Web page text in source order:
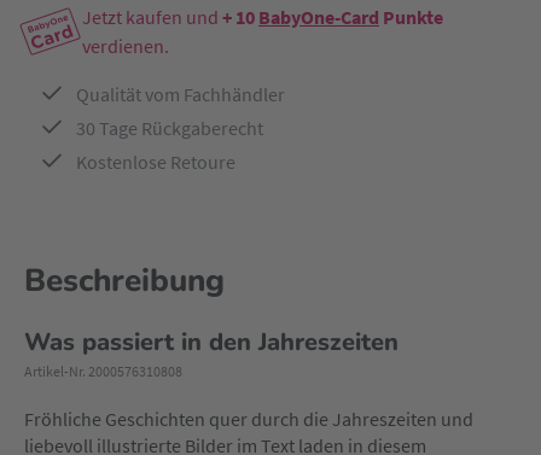
Jetzt kaufen und + 10 BabyOne-Card Punkte
verdienen.
Qualität vom Fachhändler
30 Tage Rückgaberecht
Kostenlose Retoure
Beschreibung
Was passiert in den Jahreszeiten
Artikel-Nr. 2000576310808
Fröhliche Geschichten quer durch die Jahreszeiten und
liebevoll illustrierte Bilder im Text laden in diesem